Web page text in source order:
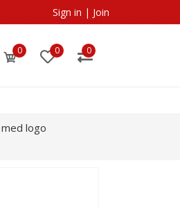
Sign in | Join
0 0 0
logo